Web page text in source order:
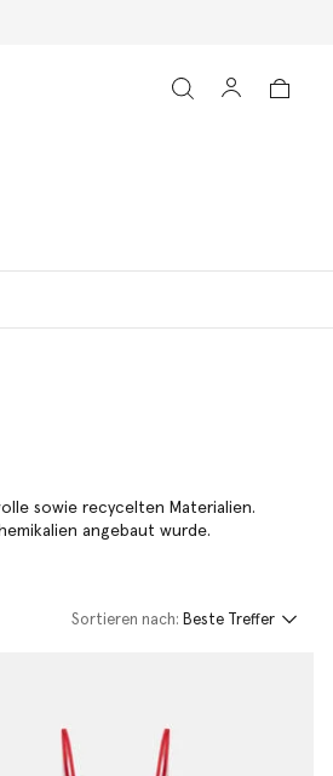
sowie recycelten Materialien.
angebaut wurde.
Sortieren nach: Beste Treffer